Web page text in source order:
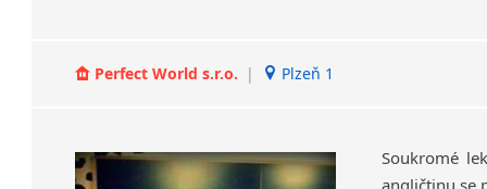
Perfect World s.r.o. | Plzeň 1
Soukromé
angličtinu se